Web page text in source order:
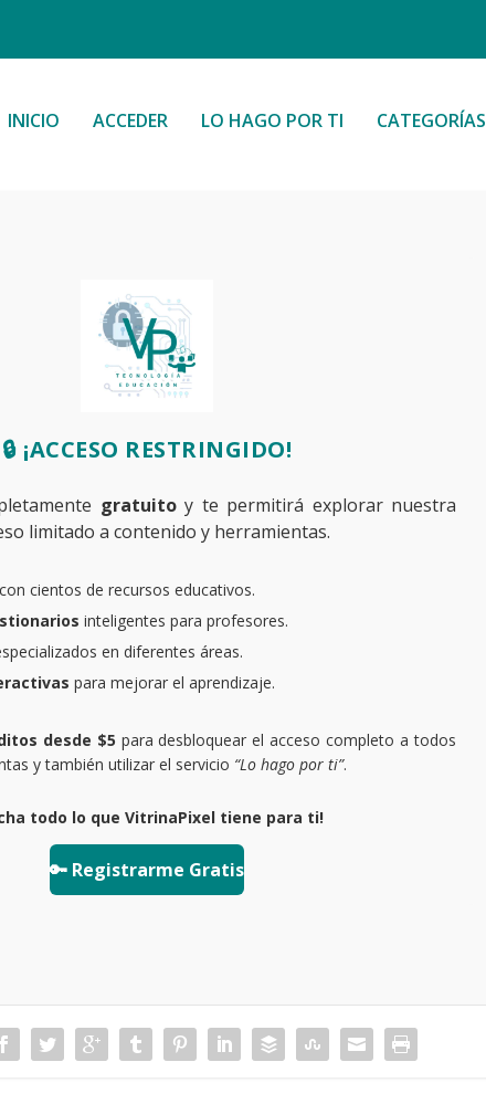
INICIO ACCEDER LO HAGO POR TI CATEGORÍAS
🔒 ¡ACCESO RESTRINGIDO!
gratuitoy te permitirá explorar nuestra
limitado a contenido y herramientas.
con cientos de recursos educativos.
inteligentes para profesores.
en diferentes áreas.
para mejorar el aprendizaje.
desde $5 para desbloquear el acceso completo a todos
y también utilizar el servicio “Lo hago por ti”.
todo lo que VitrinaPixel tiene para ti!
🔑 Registrarme Gratis